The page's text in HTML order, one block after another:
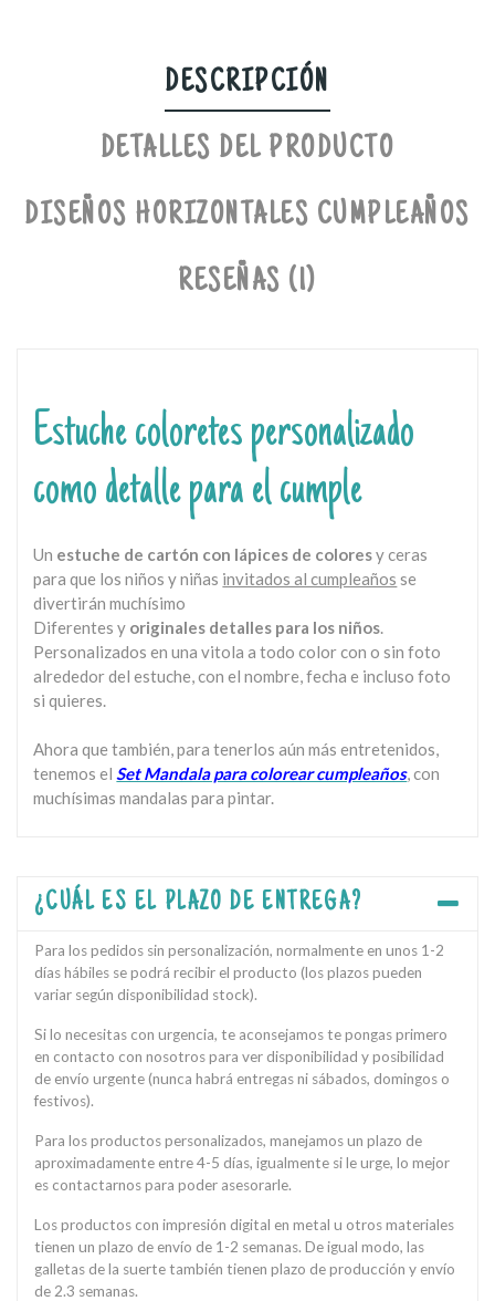
DESCRIPCIÓN
DETALLES DEL PRODUCTO
DISEÑOS HORIZONTALES CUMPLEAÑOS
RESEÑAS (1)
Estuche coloretes personalizado
como detalle para el cumple
Un estuche de cartón con lápices de coloresy ceras
para que los niños y niñas invitados al cumpleaños se
divertirán muchísimo
Diferentes y originales detalles para los niños.
Personalizados en una vitola a todo color con o sin foto
alrededor del estuche, con el nombre, fecha e incluso foto
si quieres.
Ahora que también, para tenerlos aún más entretenidos,
tenemos elSet Mandala para colorear cumpleaños, con
muchísimas mandalas para pintar.
¿CUÁL ES EL PLAZO DE ENTREGA?
Para los pedidos sin personalización, normalmente en unos 1-2
días hábiles se podrá recibir el producto (los plazos pueden
variar según disponibilidad stock).
Si lo necesitas con urgencia, te aconsejamos te pongas primero
en contacto con nosotros para ver disponibilidad y posibilidad
de envío urgente (nunca habrá entregas ni sábados, domingos o
festivos).
Para los productos personalizados, manejamos un plazo de
aproximadamente entre 4-5 días, igualmente si le urge, lo mejor
es contactarnos para poder asesorarle.
Los productos con impresión digital en metal u otros materiales
tienen un plazo de envío de 1-2 semanas. De igual modo, las
galletas de la suerte también tienen plazo de producción y envío
de 2.3 semanas.